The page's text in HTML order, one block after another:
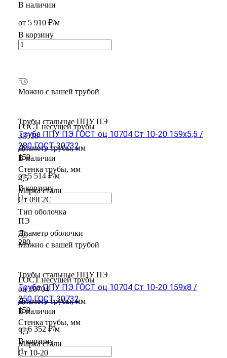
ГОСТ несущей трубы
32528
Диаметр трубы, мм
159
Стенка трубы, мм
4,5
Марка стали
Ст 09Г2С
Тип оболочка
ПЭ
Диаметр оболочки
280
В наличии
от 5 910 ₽/м
В корзину
ГОСТ несущей трубы
оц 10704
Диаметр трубы, мм
159
Стенка трубы, мм
5,5
Марка стали
Ст 10-20
Можно с вашей трубой
Трубы стальные ППУ ПЭ
Труба ППУ ПЭ ГОСТ оц 10704 Ст 10-20 159x5,5 /
280 ГОСТ 30732
В наличии
от 5 514 ₽/м
В корзину
Можно с вашей трубой
Трубы стальные ППУ ПЭ
Труба ППУ ПЭ ГОСТ оц 10704 Ст 10-20 159x8 /
250 ГОСТ 30732
В наличии
от 6 352 ₽/м
В корзину